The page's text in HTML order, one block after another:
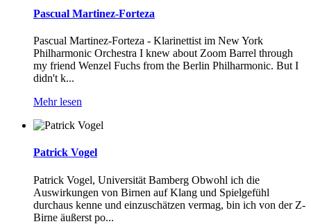
Pascual Martinez-Forteza
Pascual Martinez-Forteza - Klarinettist im New York
Philharmonic Orchestra I knew about Zoom Barrel through
my friend Wenzel Fuchs from the Berlin Philharmonic. But I
didn't k...
Mehr lesen
Patrick Vogel
Patrick Vogel, Universität Bamberg Obwohl ich die
Auswirkungen von Birnen auf Klang und Spielgefühl
durchaus kenne und einzuschätzen vermag, bin ich von der Z-
Birne äußerst po...